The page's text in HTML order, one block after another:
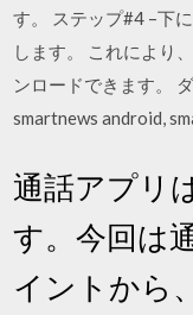
す。 ステップ#4 –下
します。 これにより
ンロードできます。
smartnews android,
通話アプリ
す。今回は
イントから